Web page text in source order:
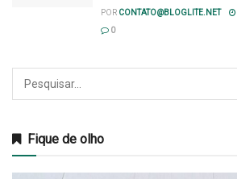
POR CONTATO@BLOGLITE.NET
0
Fique de olho